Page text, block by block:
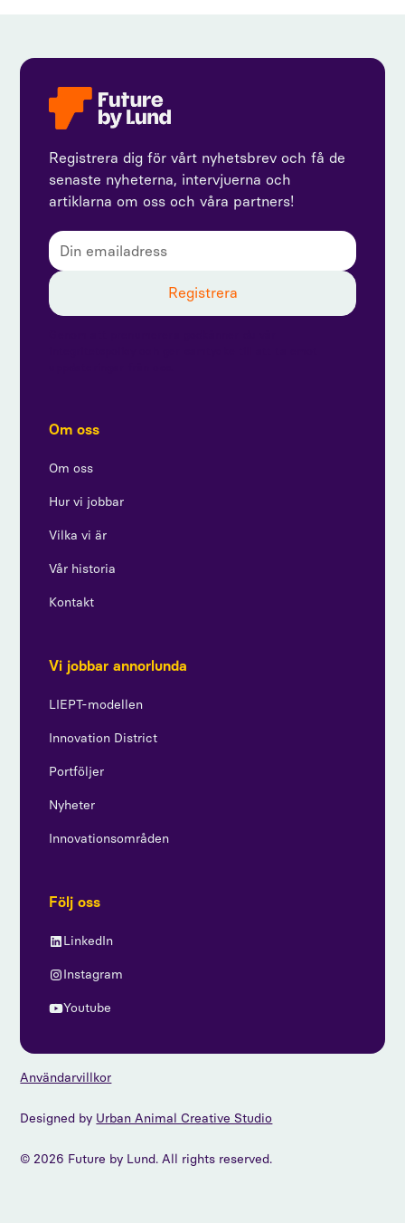
Registrera dig för vårt nyhetsbrev och få de
senaste nyheterna, intervjuerna och
artiklarna om oss och våra partners!
Om oss
Om oss
Hur vi jobbar
Vilka vi är
Vår historia
Kontakt
Vi jobbar annorlunda
LIEPT-modellen
Innovation District
Portföljer
Nyheter
Innovationsområden
Följ oss
LinkedIn
Instagram
Youtube
© 2026 Future by Lund. All rights reserved.
Designed by Urban Animal Creative Studio
Användarvillkor